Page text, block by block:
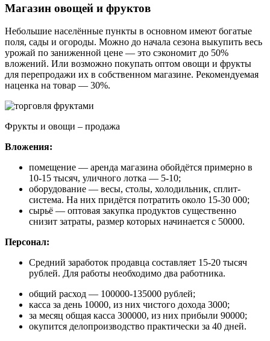
Магазин овощей и фруктов
Небольшие населённые пункты в основном имеют богатые
поля, сады и огороды. Можно до начала сезона выкупить весь
урожай по заниженной цене — это сэкономит до 50%
вложений. Или возможно покупать оптом овощи и фрукты
для перепродажи их в собственном магазине. Рекомендуемая
наценка на товар — 30%.
Фрукты и овощи – продажа
Вложения:
помещение — аренда магазина обойдётся примерно в
10-15 тысяч, уличного лотка — 5-10;
оборудование — весы, столы, холодильник, сплит-
система. На них придётся потратить около 15-30 000;
сырьё — оптовая закупка продуктов существенно
снизит затраты, размер которых начинается с 50000.
Персонал:
Средний заработок продавца составляет 15-20 тысяч
рублей. Для работы необходимо два работника.
общий расход — 100000-135000 рублей;
касса за день 10000, из них чистого дохода 3000;
за месяц общая касса 300000, из них прибыли 90000;
окупится делопроизводство практически за 40 дней.